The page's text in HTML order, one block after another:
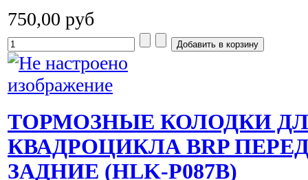
750,00 руб
ТОРМОЗНЫЕ КОЛОДКИ
КВАДРОЦИКЛА BRP
ЗАДНИЕ (HLK-P087B)